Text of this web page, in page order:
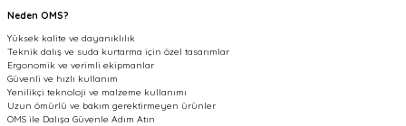
Neden OMS?
Yüksek kalite ve dayanıklılık
Teknik dalış ve suda kurtarma için özel tasarımlar
Ergonomik ve verimli ekipmanlar
Güvenli ve hızlı kullanım
Yenilikçi teknoloji ve malzeme kullanımı
Uzun ömürlü ve bakım gerektirmeyen ürünler
OMS ile Dalışa Güvenle Adım Atın